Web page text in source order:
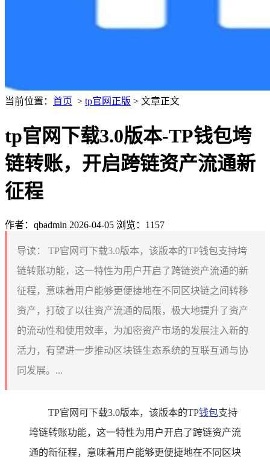
当前位置： 首页 > tp官网正版 > 文章正文
tp官网下载3.0版本-TP钱包垮
链转账，开启跨链资产流通新
征程
作者：qbadmin 2026-04-05 浏览：1157
导读：
TP官网可下载3.0版本，该版本的TP钱包支持垮
链转账功能，这一特性为用户开启了跨链资产流通的新
征程，意味着用户能够更便捷地在不同区块链之间转移
资产，打破了以往资产流通的局限，极大地提升了资产
的流动性和使用效率，为加密资产市场的发展注入新的
活力，有望进一步推动区块链生态系统的互联互通与协
同发展。...
TP官网可下载3.0版本，该版本的TP钱包支持
垮链转账功能，这一特性为用户开启了跨链资产流
通的新征程，意味着用户能够更便捷地在不同区块